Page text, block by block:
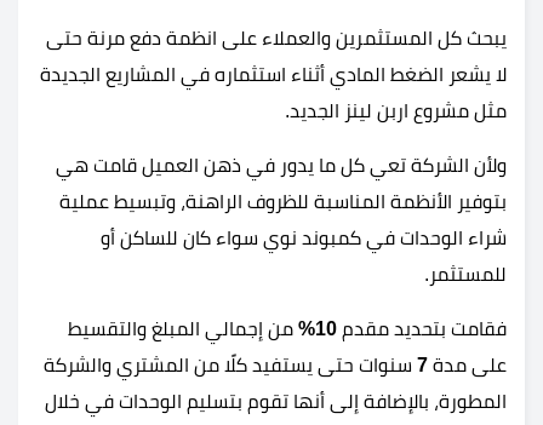
يبحث كل المستثمرين والعملاء على انظمة دفع مرنة حتى
لا يشعر الضغط المادي أثناء استثماره في المشاريع الجديدة
مثل مشروع اربن لينز الجديد.
ولأن الشركة تعي كل ما يدور في ذهن العميل قامت هي
بتوفير الأنظمة المناسبة للظروف الراهنة، وتبسيط عملية
شراء الوحدات في كمبوند نوي سواء كان للساكن أو
للمستثمر.
فقامت بتحديد مقدم 10%
من إجمالي المبلغ والتقسيط
على مدة 7 سنوات حتى يستفيد كلًا من المشتري والشركة
المطورة، بالإضافة إلى أنها تقوم بتسليم الوحدات في خلال